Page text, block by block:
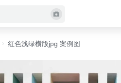
红色浅绿横版jpg 案例图